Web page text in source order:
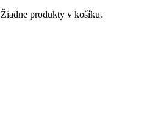
Žiadne produkty v košíku.